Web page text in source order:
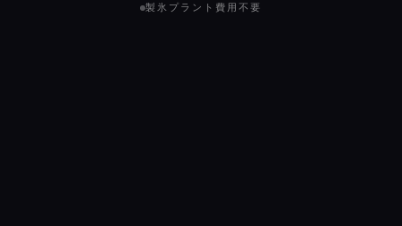
製氷プラント費用不要